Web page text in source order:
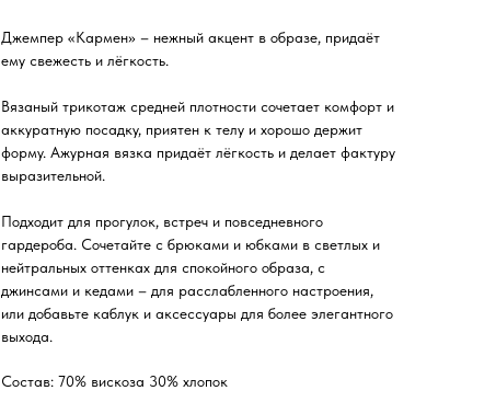
Джемпер «Кармен» – нежный акцент в образе, придаёт
ему свежесть и лёгкость.
Вязаный трикотаж средней плотности сочетает комфорт и
аккуратную посадку, приятен к телу и хорошо держит
форму. Ажурная вязка придаёт лёгкость и делает фактуру
выразительной.
Подходит для прогулок, встреч и повседневного
гардероба. Сочетайте с брюками и юбками в светлых и
нейтральных оттенках для спокойного образа, с
джинсами и кедами – для расслабленного настроения,
или добавьте каблук и аксессуары для более элегантного
выхода.
Состав: 70% вискоза 30% хлопок